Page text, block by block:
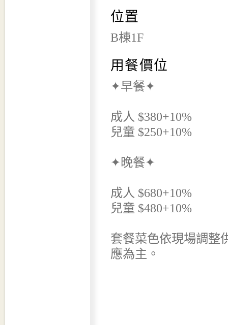
位置
B棟1F
用餐價位
✦早餐✦
成人 $380+10%
兒童 $250+10%
✦晚餐✦
成人 $680+10%
兒童 $480+10%
套餐菜色依現場調整
應為主。